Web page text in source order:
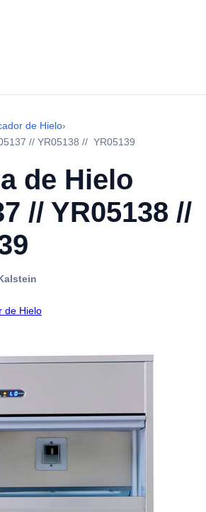
de Hielo›
// YR05138 // YR05139
de Hielo
// YR05138 //
de Hielo